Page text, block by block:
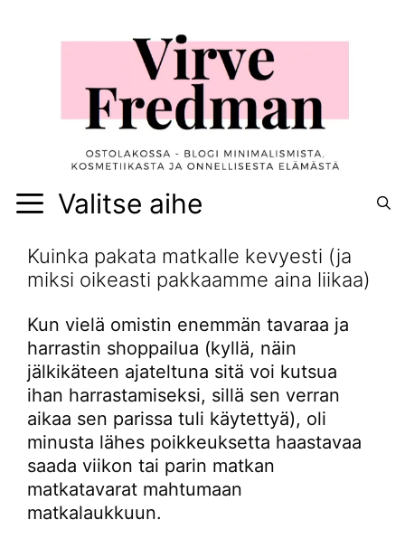
Valitse aihe
Kuinka pakata matkalle kevyesti (ja
miksi oikeasti pakkaamme aina liikaa)
Kun vielä omistin enemmän tavaraa ja
harrastin shoppailua (kyllä, näin
jälkikäteen ajateltuna sitä voi kutsua
ihan harrastamiseksi, sillä sen verran
aikaa sen parissa tuli käytettyä), oli
minusta lähes poikkeuksetta haastavaa
saada viikon tai parin matkan
matkatavarat mahtumaan
matkalaukkuun.